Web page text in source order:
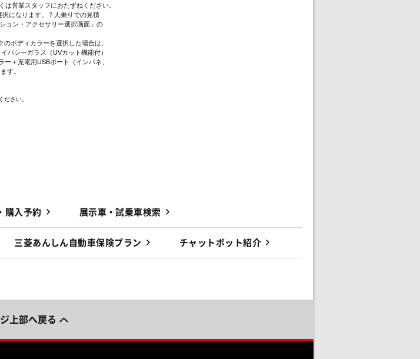
営業スタッフにおたずねください。
になります。７人乗りでの見積
ョン・アクセサリー選択画面」の
ボディカラーを選択した場合は、
バシーガラス（UVカット機能付）
＋充電用USBポート（インパネ、
す。
さい。
購入予約 展示車・試乗車検索
三菱あんしん自動車保険プラン チャットボット紹介
上部へ戻る